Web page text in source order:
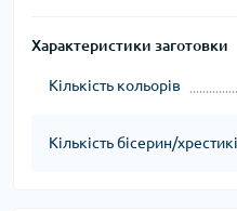
Характеристики заготовки
Кількість кольорів
Кількість бісерин/